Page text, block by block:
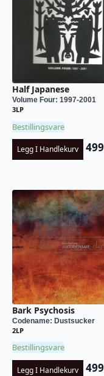
Half Japanese
Volume Four: 1997-2001
3LP
Bestillingsvare
Legg I Handlekurv 499
Bark Psychosis
Codename: Dustsucker
2LP
Bestillingsvare
Legg I Handlekurv 499